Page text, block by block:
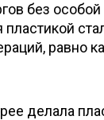
без особой
равно
делала